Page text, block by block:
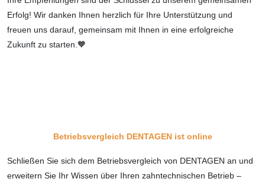
Erfolg! Wir danken Ihnen herzlich für Ihre Unterstützung und
freuen uns darauf, gemeinsam mit Ihnen in eine erfolgreiche
Zukunft zu starten.🧡
Betriebsvergleich DENTAGEN ist online
Schließen Sie sich dem Betriebsvergleich von DENTAGEN an und
erweitern Sie Ihr Wissen über Ihren zahntechnischen Betrieb –